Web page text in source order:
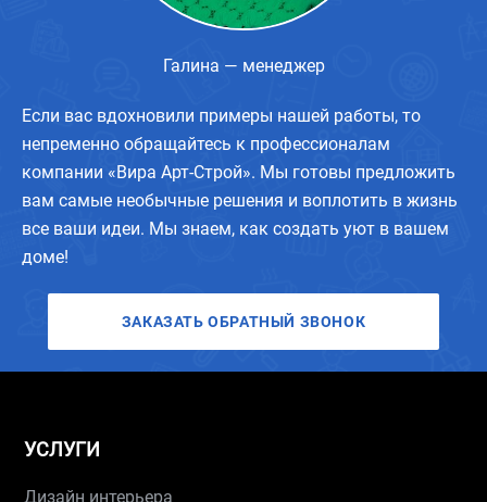
Если вас вдохновили примеры нашей работы, то
непременно обращайтесь к профессионалам
компании «Вира Арт-Строй». Мы готовы предложить
вам самые необычные решения и воплотить в жизнь
все ваши идеи. Мы знаем, как создать уют в вашем
доме!
ЗАКАЗАТЬ ОБРАТНЫЙ ЗВОНОК
Галина — менеджер
УСЛУГИ
Дизайн интерьера